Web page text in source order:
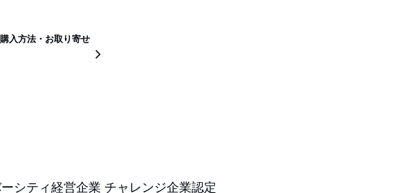
入方法・お取り寄せ
シティ経営企業 チャレンジ企業認定